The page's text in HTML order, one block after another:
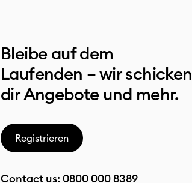
Bleibe auf dem
Laufenden – wir schicken
dir Angebote und mehr.
Registrieren
Contact us: 0800 000 8389